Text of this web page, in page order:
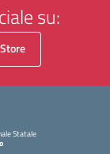
su:
Statale